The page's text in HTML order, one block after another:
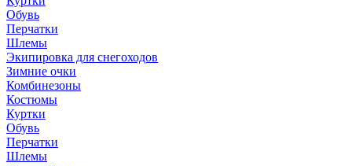
Обувь
Перчатки
Шлемы
Экипировка для снегоходов
Зимние очки
Комбинезоны
Костюмы
Куртки
Обувь
Перчатки
Шлемы